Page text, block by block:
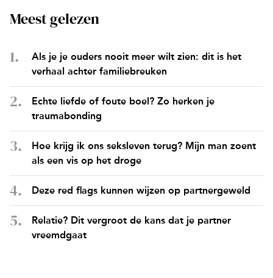
Meest gelezen
Als je je ouders nooit meer wilt zien: dit is het
verhaal achter familiebreuken
Echte liefde of foute boel? Zo herken je
traumabonding
Hoe krijg ik ons seksleven terug? Mijn man zoent
als een vis op het droge
Deze red flags kunnen wijzen op partnergeweld
Relatie? Dit vergroot de kans dat je partner
vreemdgaat